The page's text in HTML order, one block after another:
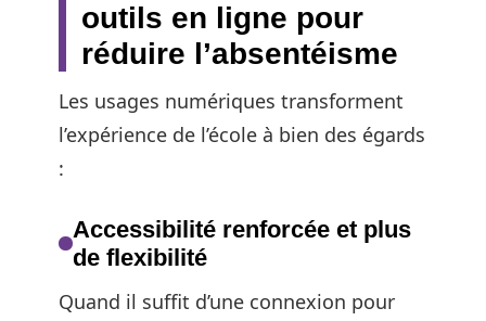
outils en ligne pour
réduire l’absentéisme
Les usages numériques transforment
l’expérience de l’école à bien des égards
:
Accessibilité renforcée et plus
de flexibilité
Quand il suffit d’une connexion pour